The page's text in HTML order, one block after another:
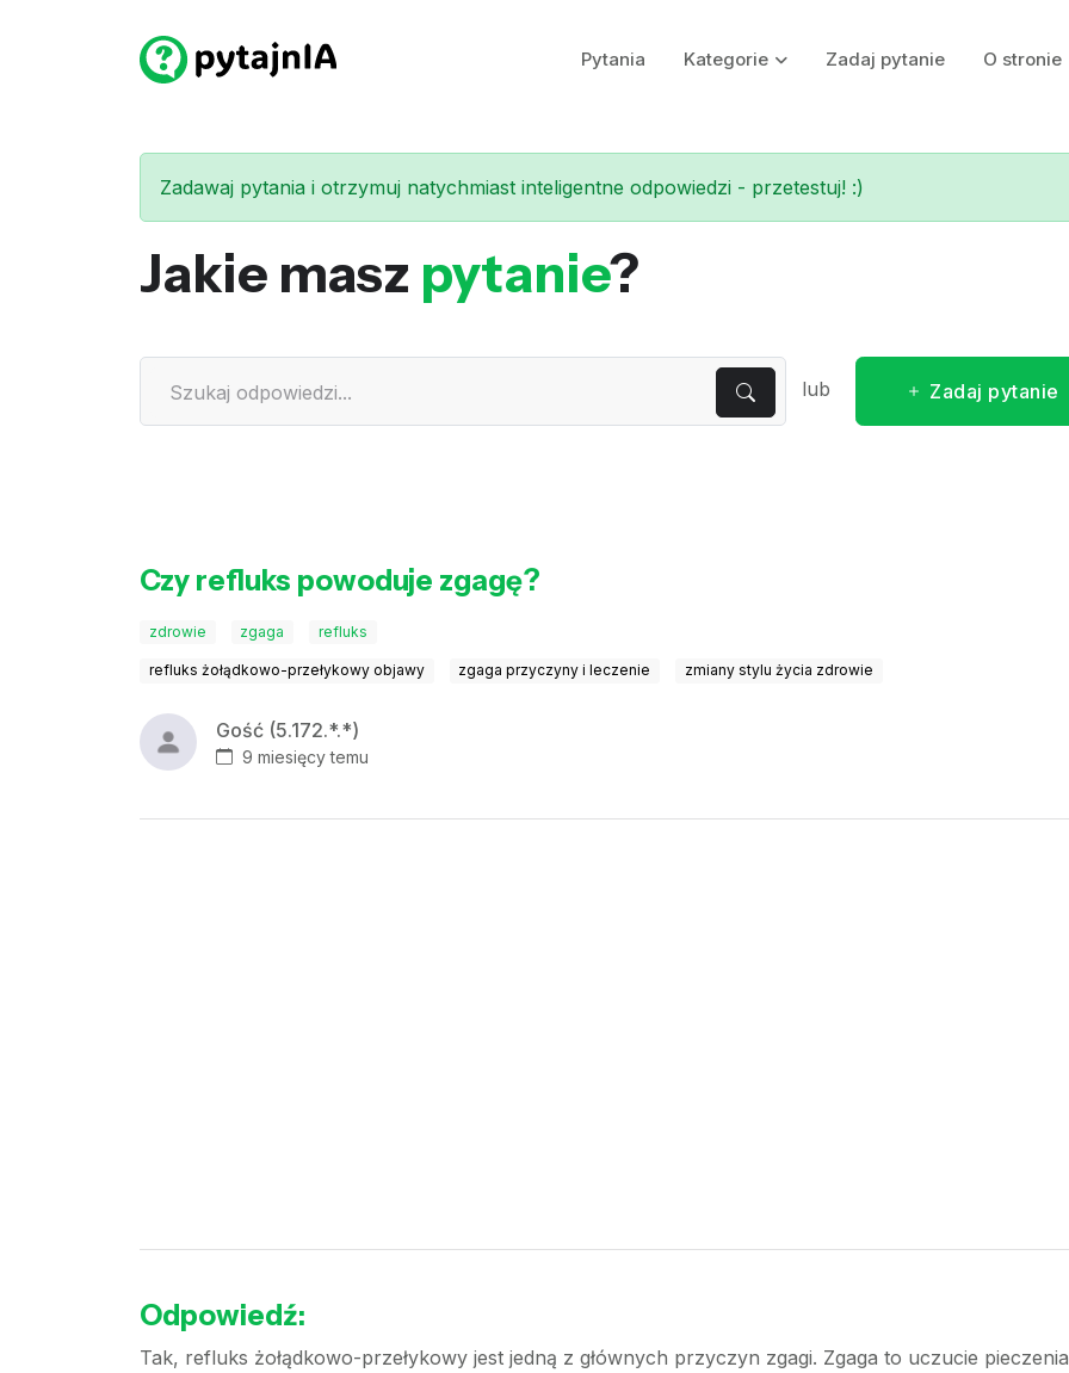
Pytania Kategorie Zadaj pytanie O stronie
Zadawaj pytania i otrzymuj natychmiast inteligentne odpowiedzi - przetestuj! :)
Jakie masz pytanie?
lub Zadaj pytanie
Czy refluks powoduje zgagę?
zdrowie zgaga refluks
refluks żołądkowo-przełykowy objawy zgaga przyczyny i leczenie zmiany stylu życia zdrowie
Gość (5.172.*.*)
9 miesięcy temu
Odpowiedź:
Tak, refluks żołądkowo-przełykowy jest jedną z głównych przyczyn zgagi. Zgaga to uczucie